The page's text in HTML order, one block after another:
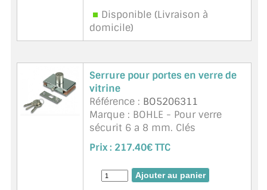
MIROIR POUR SALLE DE SPORT
MIROIR POUR SALLE DE DANSE
MIROIR ENCADRÉ
MIROIR TV
VERRE SUR MESURE
VERRE TREMPÉ (SÉCURIT)
Disponible (Livraison à
domicile)
Serrure pour portes en verre de
vitrine
Référence : BO5206311
Marque : BOHLE - Pour verre
sécurit 6 a 8 mm. Clés
identiques. Avec 3 clés. La clé
peut être enlevée uniquement
quand la serrure est fermée.
Matériau : zinc chrom ...suite
Prix : 217.40€ TTC